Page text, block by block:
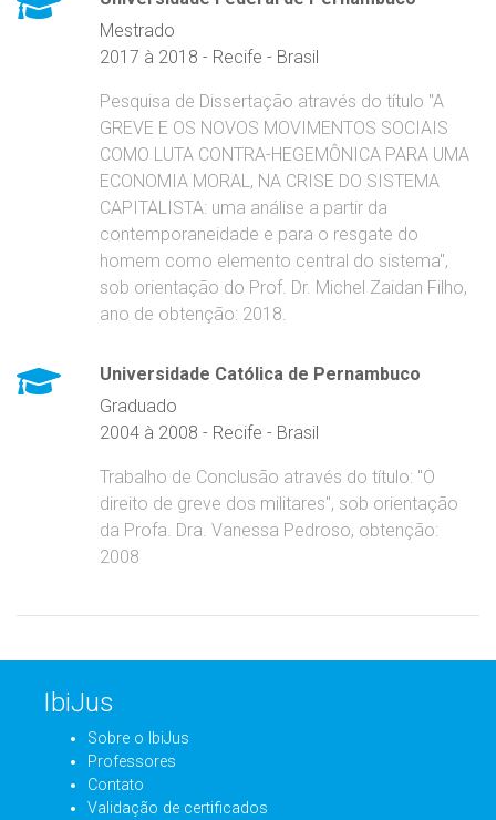
Mestrado
2017 à 2018 - Recife - Brasil
Pesquisa de Dissertação através do título "A
GREVE E OS NOVOS MOVIMENTOS SOCIAIS
COMO LUTA CONTRA-HEGEMÔNICA PARA UMA
ECONOMIA MORAL, NA CRISE DO SISTEMA
CAPITALISTA: uma análise a partir da
contemporaneidade e para o resgate do
homem como elemento central do sistema",
sob orientação do Prof. Dr. Michel Zaidan Filho,
ano de obtenção: 2018.
Universidade Católica de Pernambuco
Graduado
2004 à 2008 - Recife - Brasil
Trabalho de Conclusão através do título: "O
direito de greve dos militares", sob orientação
da Profa. Dra. Vanessa Pedroso, obtenção:
2008
IbiJus
Sobre o IbiJus
Professores
Contato
Validação de certificados